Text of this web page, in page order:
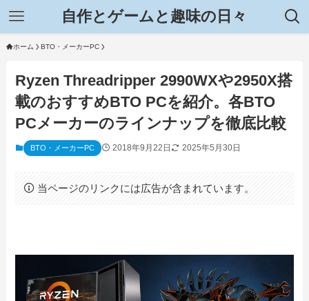
自作とゲームと趣味の日々
ホーム BTO・メーカーPC
Ryzen Threadripper 2990WXや2950X搭
載のおすすめBTO PCを紹介。各BTO
PCメーカーのラインナップを徹底比較
BTO・メーカーPC 2018年9月22日 2025年5月30日
当ページのリンクには広告が含まれています。